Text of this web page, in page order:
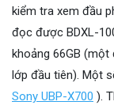
kiểm tra xem đầu
đọc được BDXL-
khoảng 66GB
lớp đầu tiên). Một
Sony UBP-X700 ).